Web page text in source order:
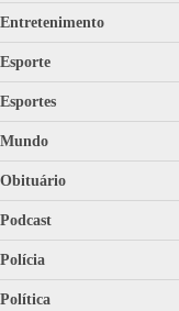
Entretenimento
Esporte
Esportes
Mundo
Obituário
Podcast
Polícia
Política